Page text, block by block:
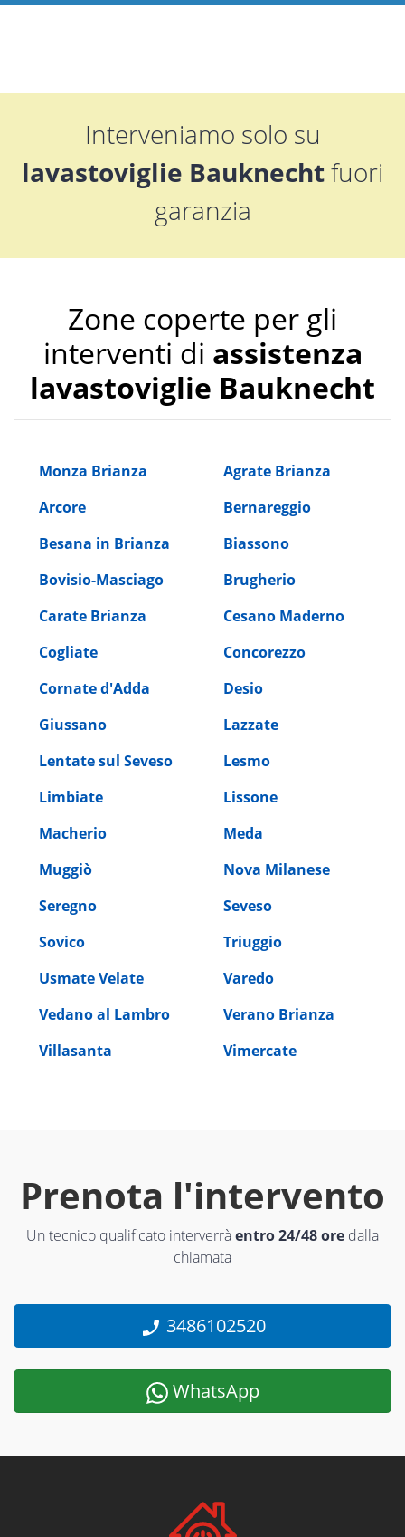
Interveniamo solo su
lavastoviglie Bauknechtfuori
garanzia
Zone coperte per gli
interventi di assistenza
lavastoviglie Bauknecht
Monza Brianza
Agrate Brianza
Arcore
Bernareggio
Besana in Brianza
Biassono
Bovisio-Masciago
Brugherio
Carate Brianza
Cesano Maderno
Cogliate
Concorezzo
Cornate d'Adda
Desio
Giussano
Lazzate
Lentate sul Seveso
Lesmo
Limbiate
Lissone
Macherio
Meda
Muggiò
Nova Milanese
Seregno
Seveso
Sovico
Triuggio
Usmate Velate
Varedo
Vedano al Lambro
Verano Brianza
Villasanta
Vimercate
Prenota l'intervento
Un tecnico qualificato interverràentro 24/48 ore dalla
chiamata
3486102520
WhatsApp